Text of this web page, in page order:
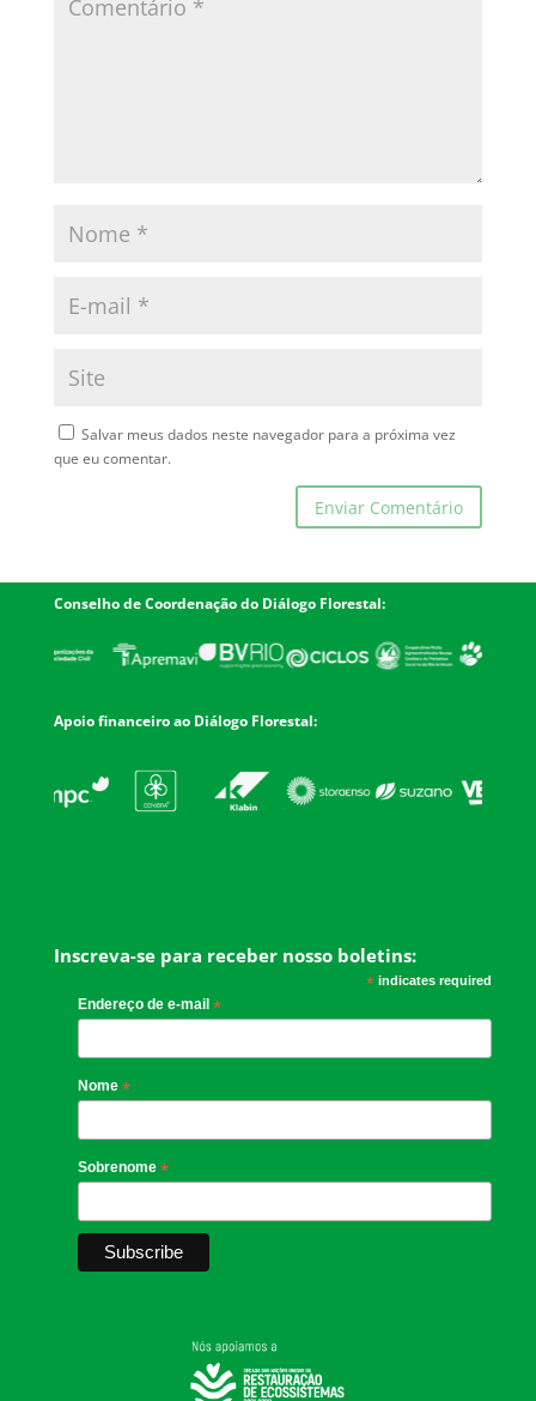
Salvar meus dados neste navegador para a próxima vez
que eu comentar.
Conselho de Coordenação do Diálogo Florestal:
Apoio financeiro ao Diálogo Florestal:
Inscreva-se para receber nosso boletins:
*indicates required
Endereço de e-mail *
Nome *
Sobrenome *